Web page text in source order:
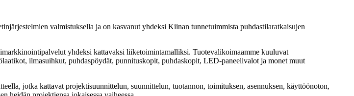
valmistuksella ja on kasvanut yhdeksi Kiinan tunnetuimmista puhdastilaratkaisujen
yhdeksi kattavaksi liiketoimintamalliksi. Tuotevalikoimaamme kuuluvat
ilmasuihkut, puhdaspöydät, punnituskopit, puhdaskopit, LED-paneelivalot ja monet muut
jotka kattavat projektisuunnittelun, suunnittelun, tuotannon, toimituksen, asennuksen, käyttöönoton,